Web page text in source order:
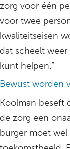
zorg voor één
voor twee
kwaliteitseisen
dat scheelt
kunt helpen.”
Bewust worden
Koolman beseft
de zorg een
burger moet